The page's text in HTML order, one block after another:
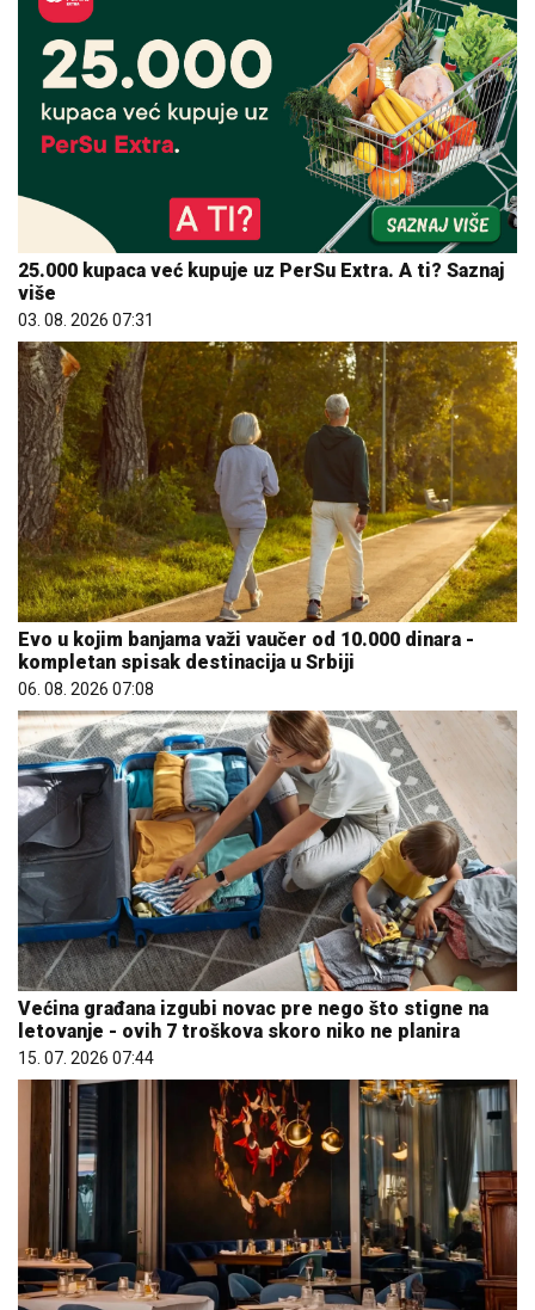
25.000 kupaca već kupuje uz PerSu Extra. A ti? Saznaj
više
03. 08. 2026 07:31
Evo u kojim banjama važi vaučer od 10.000 dinara -
kompletan spisak destinacija u Srbiji
06. 08. 2026 07:08
Većina građana izgubi novac pre nego što stigne na
letovanje - ovih 7 troškova skoro niko ne planira
15. 07. 2026 07:44